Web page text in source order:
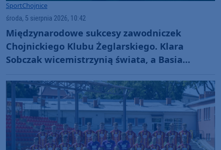
SportChojnice
środa, 5 sierpnia 2026, 10:42
Międzynarodowe sukcesy zawodniczek
Chojnickiego Klubu Żeglarskiego. Klara
Sobczak wicemistrzynią świata, a Basia
wynik"